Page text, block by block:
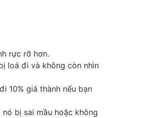
rực rỡ hơn.
loá đi và không còn nhìn
10% giá thành nếu bạn
bị sai mầu hoặc không